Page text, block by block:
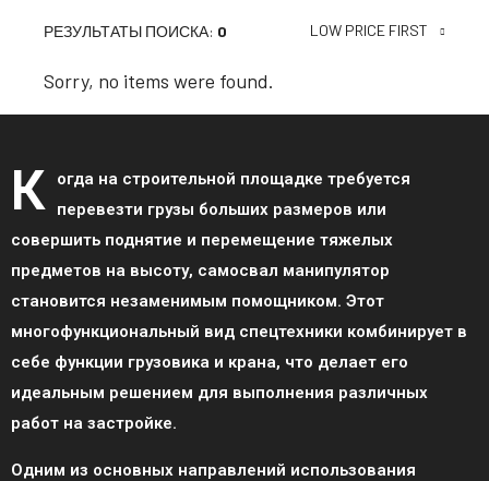
РЕЗУЛЬТАТЫ ПОИСКА: 0 LOW PRICE FIRST
Sorry, no items were found.
К
огда на строительной площадке требуется
перевезти грузы больших размеров или
совершить поднятие и перемещение тяжелых
предметов на высоту, самосвал манипулятор
становится незаменимым помощником. Этот
многофункциональный вид спецтехники комбинирует в
себе функции грузовика и крана, что делает его
идеальным решением для выполнения различных
работ на застройке.
Одним из основных направлений использования